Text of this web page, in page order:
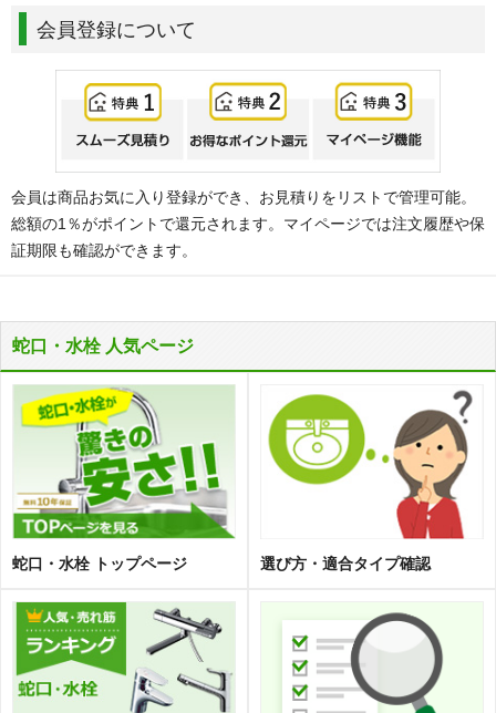
会員登録について
会員は商品お気に入り登録ができ、お見積りをリストで管理可能。
総額の1％がポイントで還元されます。マイページでは注文履歴や保
証期限も確認ができます。
蛇口・水栓 人気ページ
蛇口・水栓 トップページ 選び方・適合タイプ確認